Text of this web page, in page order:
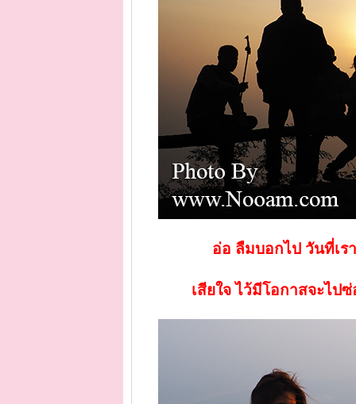
อ่อ ลืมบอกไป วันที่เร
เสียใจ ไว้มีโอกาสจะไป